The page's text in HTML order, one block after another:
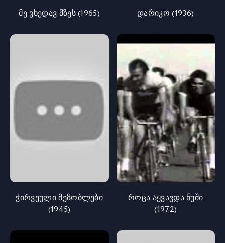
მე ვხედავ მზეს (1965) დარიკო (1936)
ჭირვეული მეზობლები
(1945)
როცა აყვავდა ნუში
(1972)